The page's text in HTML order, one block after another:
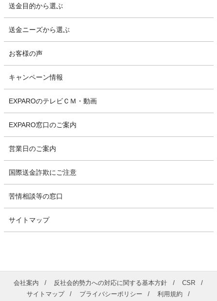
送金目的から選ぶ
送金ニーズから選ぶ
お客様の声
キャンペーン情報
EXPAROのテレビＣＭ・動画
EXPARO窓口のご案内
営業日のご案内
国際送金詐欺にご注意
苦情相談等の窓口
サイトマップ
会社案内 反社会的勢力への対応に関する基本方針
CSR
サイトマップ
プライバシーポリシー 利用規約